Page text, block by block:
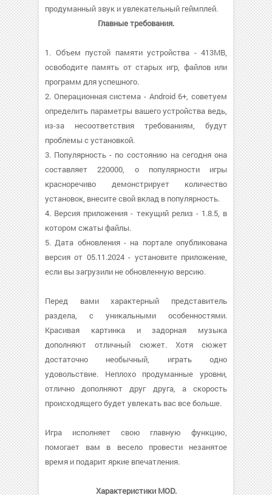
продуманный звук и увлекательный геймплей.
Главные требования.
1. Объем пустой памяти устройства - 413MB,
освободите память от старых игр, файлов или
программ для успешного.
2. Операционная система - Android 6+, советуем
определить параметры вашего устройства ведь,
из-за несоответствия требованиям, будут
проблемы с установкой.
3. Популярность - по состоянию на сегодня она
составляет 220000, о популярности игры
красноречиво демонстрирует количество
установок, внесите свой вклад в популярность.
4. Версия приложения - текущий релиз - 1.8.5, в
котором сжаты файлы.
5. Дата обновления - на портале опубликована
версия от 05.11.2024 - установите приложение,
если вы загрузили не обновленную версию.
Перед вами характерный представитель
раздела, с уникальными особенностями.
Красивая картинка и задорная музыка
дополняют отличный сюжет. Хотя сюжет
достаточно необычный, играть одно
удовольствие. Неплохо продуманные уровни,
отлично дополняют друг друга, а скорость
происходящего будет увлекать вас все больше.
Игра исполняет свою главную функцию,
помогает вам в весело провести незанятое
время и подарит яркие впечатления.
Характеристики MOD.